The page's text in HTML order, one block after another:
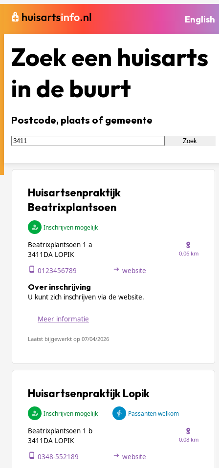
English
Zoek een huisarts
in de buurt
Postcode, plaats of gemeente
Zoek
Huisartsenpraktijk
Beatrixplantsoen
Inschrijven mogelijk
Beatrixplantsoen 1 a
3411DA LOPIK
0.06 km
0123456789 website
Over inschrijving
U kunt zich inschrijven via de website.
Meer informatie
Laatst bijgewerkt op 07/04/2026
Huisartsenpraktijk Lopik
Inschrijven mogelijk Passanten welkom
Beatrixplantsoen 1 b
3411DA LOPIK
0.08 km
0348-552189 website